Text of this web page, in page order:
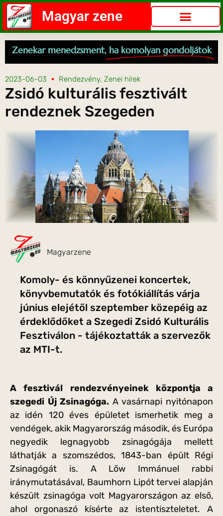
Magyar zene
Zenekar menedzsment, ha komolyan gondoljátok
2023-06-03 Rendezvény, Zenei hírek
Zsidó kulturális fesztivált
rendeznek Szegeden
Magyarzene
Komoly- és könnyűzenei koncertek,
könyvbemutatók és fotókiállítás várja
június elejétől szeptember közepéig az
érdeklődőket a Szegedi Zsidó Kulturális
Fesztiválon - tájékoztatták a szervezők
az MTI-t.
A fesztivál rendezvényeinek központja a
szegedi Új Zsinagóga. A vasárnapi nyitónapon
az idén 120 éves épületet ismerhetik meg a
vendégek, akik Magyarország második, és Európa
negyedik legnagyobb zsinagógája mellett
láthatják a szomszédos, 1843-ban épült Régi
Zsinagógát is. A Lőw Immánuel rabbi
iránymutatásával, Baumhorn Lipót tervei alapján
készült zsinagóga volt Magyarországon az első,
ahol orgonaszó kísérte az istentiszteletet. A